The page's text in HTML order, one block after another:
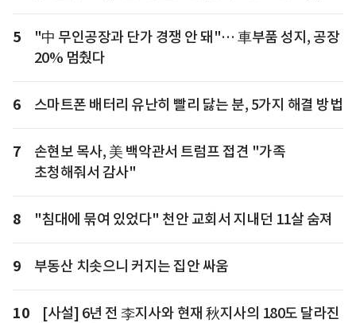
5
"中 무인공장과 단가 경쟁 안 돼"… 車부품 성지, 공장
20% 멈췄다
6 스마트폰 배터리 유난히 빨리 닳는 분, 5가지 해결 방법
7
손현보 목사, 美 백악관서 트럼프 접견 "가족
초청해줘서 감사"
8 "침대에 묶여 있었다" 천안 교회서 지내던 11살 숨져
9 부동산 치솟으니 커지는 집안 싸움
10
[사설] 6년 전 李지사와 현재 秋지사의 180도 달라진